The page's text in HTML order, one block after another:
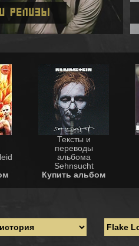
Тексты и
переводы
альбома
Sehnsucht
Купить альбом